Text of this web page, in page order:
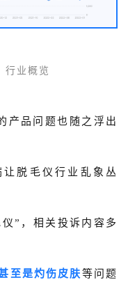
行业概览
产品问题也随之浮出
让脱毛仪行业乱象丛
”，相关投诉内容多
至是灼伤皮肤等问题